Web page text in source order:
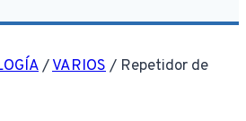
/VARIOS/ Repetidor de